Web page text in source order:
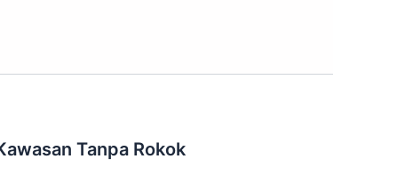
Tanpa Rokok